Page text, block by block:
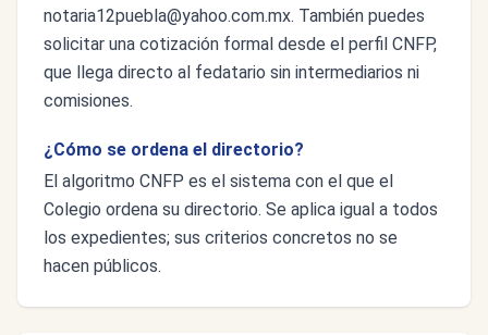
notaria12puebla@yahoo.com.mx. También puedes
solicitar una cotización formal desde el perfil CNFP,
que llega directo al fedatario sin intermediarios ni
comisiones.
¿Cómo se ordena el directorio?
El algoritmo CNFP es el sistema con el que el
Colegio ordena su directorio. Se aplica igual a todos
los expedientes; sus criterios concretos no se
hacen públicos.